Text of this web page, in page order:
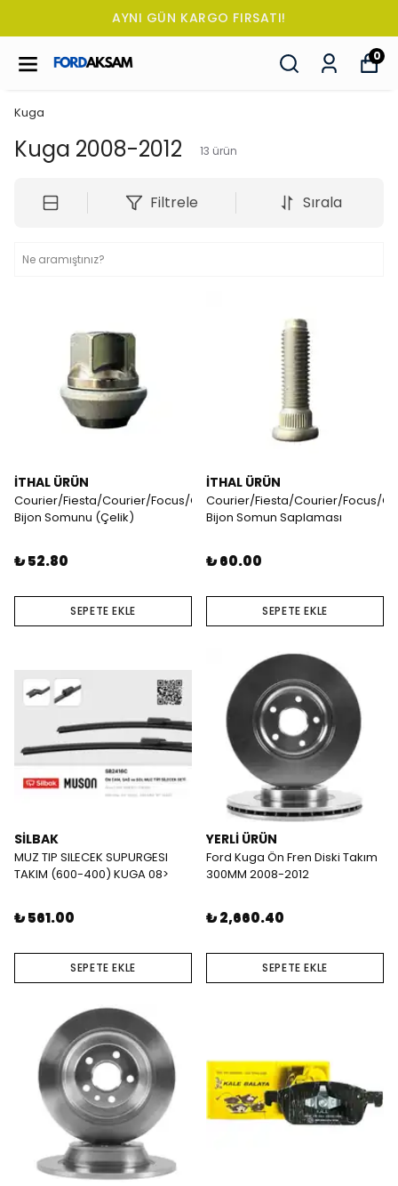
TÜM SİPARİŞLERDE OTO KOKUSU HEDİYE!
0
Kuga
Kuga 2008-2012 13 ürün
Filtrele Sırala
İTHAL ÜRÜN
Courier/Fiesta/Courier/Focus/Connect
Bijon Somunu (Çelik)
₺ 52.80
SEPETE EKLE
İTHAL ÜRÜN
Courier/Fiesta/Courier/Focus/
Bijon Somun Saplaması
₺ 60.00
SEPETE EKLE
SİLBAK
MUZ TIP SILECEK SUPURGESI
TAKIM (600-400) KUGA 08>
₺ 561.00
SEPETE EKLE
YERLİ ÜRÜN
Ford Kuga Ön Fren Diski Takım
300MM 2008-2012
₺ 2,660.40
SEPETE EKLE